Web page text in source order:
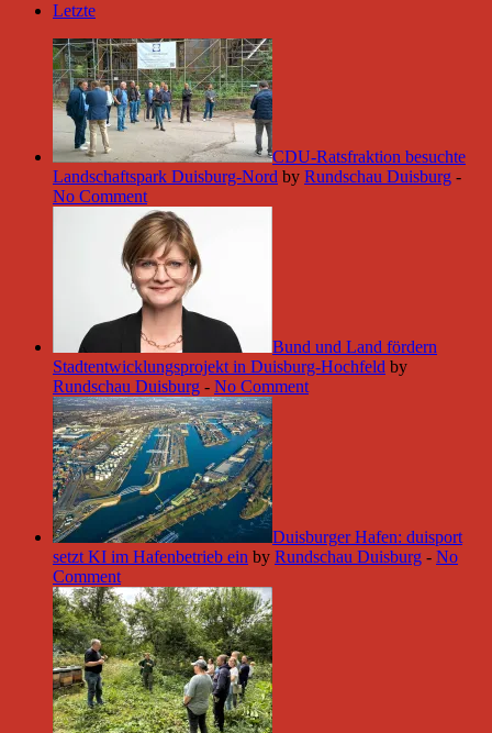
Letzte
CDU-Ratsfraktion besuchte
Landschaftspark Duisburg-Nord by Rundschau Duisburg -
No Comment
Bund und Land fördern
Stadtentwicklungsprojekt in Duisburg-Hochfeld by
Rundschau Duisburg - No Comment
Duisburger Hafen: duisport
setzt KI im Hafenbetrieb ein by Rundschau Duisburg - No
Comment